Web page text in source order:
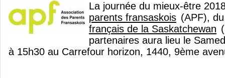
La journée du mieux-être
parents fransaskois (APF),
français de la Saskatchewan
partenaires aura lieu le
à 15h30 au Carrefour horizon, 1440, 9ème